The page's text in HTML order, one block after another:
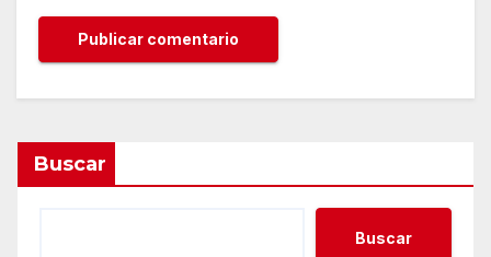
Buscar
Buscar